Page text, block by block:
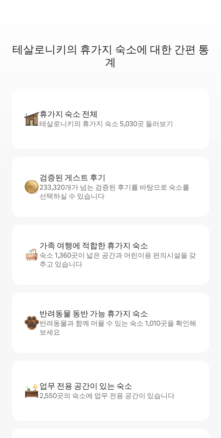
테살로니키의 휴가지 숙소에 대한 간편 통
계
휴가지 숙소 전체
테살로니키의 휴가지 숙소 5,030곳 둘러보기
검증된 게스트 후기
233,320개가 넘는 검증된 후기를 바탕으로 숙소를
선택하실 수 있습니다
가족 여행에 적합한 휴가지 숙소
숙소 1,360곳이 넓은 공간과 어린이용 편의시설을 갖
추고 있습니다
반려동물 동반 가능 휴가지 숙소
반려동물과 함께 머물 수 있는 숙소 1,010곳을 확인해
보세요
업무 전용 공간이 있는 숙소
2,550곳의 숙소에 업무 전용 공간이 있습니다